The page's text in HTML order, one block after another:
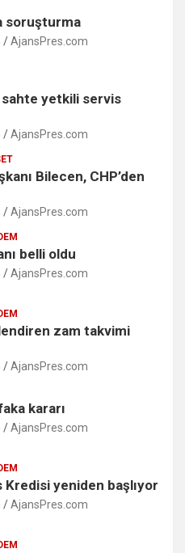
soruşturma
AjansPres.com
sahte yetkili servis
AjansPres.com
Bilecen, CHP’den
AjansPres.com
belli oldu
AjansPres.com
zam takvimi
AjansPres.com
kararı
AjansPres.com
Kredisi yeniden başlıyor
AjansPres.com